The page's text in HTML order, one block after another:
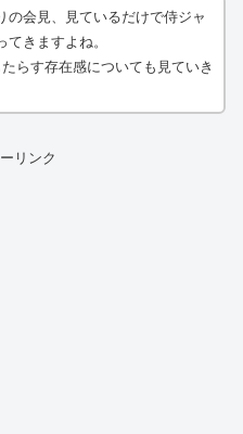
の会見、見ているだけで侍ジャ
きますよね。
らす存在感についても見ていき
リンク